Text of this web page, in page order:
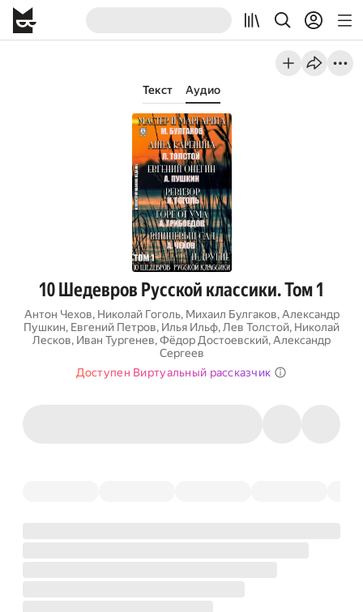
Текст Аудио
10 Шедевров Русской классики. Том 1
Антон Чехов, Николай Гоголь, Михаил Булгаков,Александр
Пушкин, Евгений Петров, Илья Ильф,Лев Толстой, Николай
Лесков, Иван Тургенев,Фёдор Достоевский,Александр
Сергеев
Доступен Виртуальный рассказчик